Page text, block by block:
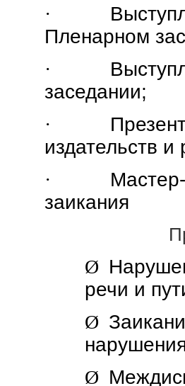
·
Пленарном
·
заседании;
·
издательств и
·
заикания
Ø
речи и
Ø
Ø